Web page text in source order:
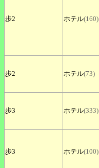
歩2 ホテル(160)
歩2 ホテル(73)
歩3 ホテル(333)
歩3 ホテル(100)